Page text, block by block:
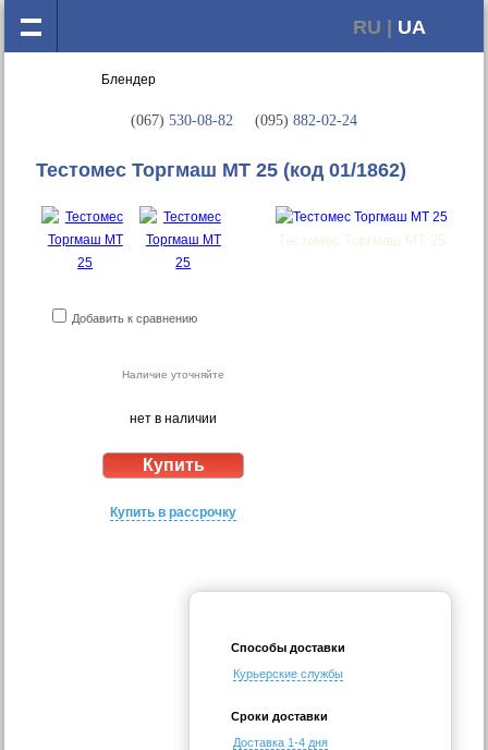
RU | UA
(067) 530-08-82 (095) 882-02-24
Тестомес Торгмаш МТ 25 (код 01/1862)
Тестомес Торгмаш МТ 25
Добавить к сравнению
Наличие уточняйте
нет в наличии
Купить в рассрочку
Способы доставки
Курьерские службы
Сроки доставки
Доставка 1-4 дня